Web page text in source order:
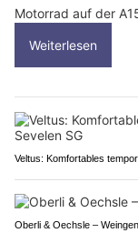
Motorrad auf der
Weiterlesen
Veltus: Komfortables
Oberli & Oechsle –